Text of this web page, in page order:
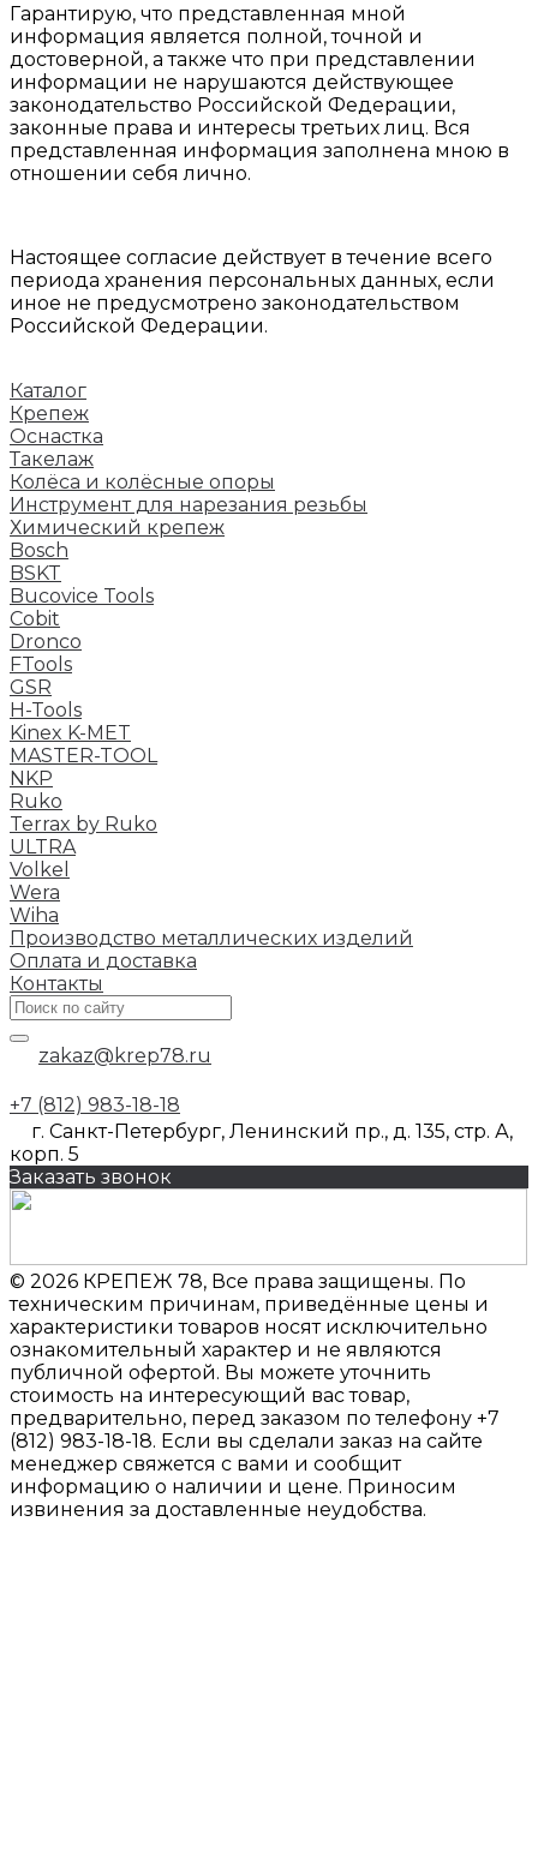
Гарантирую, что представленная мной
информация является полной, точной и
достоверной, а также что при представлении
информации не нарушаются действующее
законодательство Российской Федерации,
законные права и интересы третьих лиц. Вся
представленная информация заполнена мною в
отношении себя лично.
Настоящее согласие действует в течение всего
периода хранения персональных данных, если
иное не предусмотрено законодательством
Российской Федерации.
Каталог
Крепеж
Оснастка
Такелаж
Колёса и колëсные опоры
Инструмент для нарезания резьбы
Химический крепеж
Bosch
BSKT
Bucovice Tools
Cobit
Dronco
FTools
GSR
H-Tools
Kinex K-MET
MASTER-TOOL
NKP
Ruko
Terrax by Ruko
ULTRA
Volkel
Wera
Wiha
Производство металлических изделий
Оплата и доставка
Контакты
zakaz@krep78.ru
+7 (812) 983-18-18
г. Санкт-Петербург, Ленинский пр., д. 135, стр. А,
корп. 5
Заказать звонок
© 2026 КРЕПЕЖ 78, Все права защищены. По
техническим причинам, приведённые цены и
характеристики товаров носят исключительно
ознакомительный характер и не являются
публичной офертой. Вы можете уточнить
стоимость на интересующий вас товар,
предварительно, перед заказом по телефону +7
(812) 983-18-18. Если вы сделали заказ на сайте
менеджер свяжется с вами и сообщит
информацию о наличии и цене. Приносим
извинения за доставленные неудобства.